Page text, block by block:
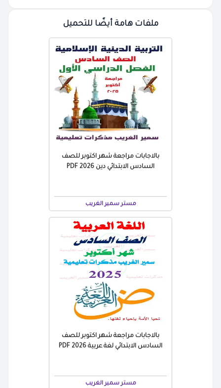
ملفات هامة أيضًا للتحميل
بالاجابات مراجعة شهر اكتوبر للصف
السادس الابتدائي دين 2026 PDF
مستر سمير الغريب
بالاجابات مراجعة شهر اكتوبر للصف
السادس الابتدائي لغة عربية 2026 PDF
مستر سمير الغريب